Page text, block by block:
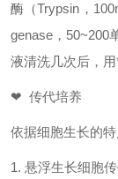
酶（Trypsin，
genase，50~200
液清洗几次后，
❤ 传代培养
依据细胞生长的
1. 悬浮生长细胞传